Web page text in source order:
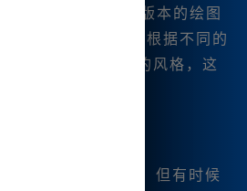
中文版支持多种版本的绘图
和 SDXL。我会根据不同的
版本，尝试不 同的风格，这
持新鲜感。
文绘画功能强大，但有时候